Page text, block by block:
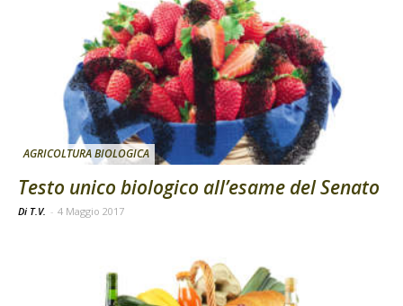
AGRICOLTURA BIOLOGICA
Testo unico biologico all’esame del Senato
Di T.V. - 4 Maggio 2017